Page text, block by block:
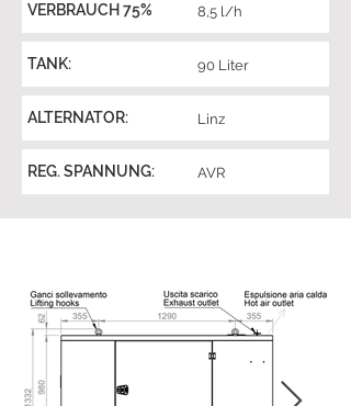
VERBRAUCH 75% 8,5 l/h
TANK: 90 Liter
ALTERNATOR: Linz
REG. SPANNUNG: AVR